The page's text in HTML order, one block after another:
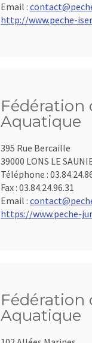
Email :
http://www.peche-
Fédération
Aquatique
395 Rue Bercaille
39000 LONS LE
Téléphone :
Fax : 03.84.24.96.31
Email :
https://www.peche-
Fédération
Aquatique